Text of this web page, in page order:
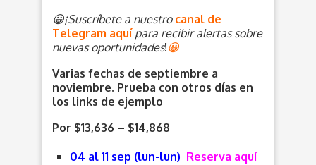
😀¡Suscríbete a nuestro canal de
Telegram aquí para recibir alertas sobre
nuevas oportunidades!😀
Varias fechas de septiembre a
noviembre. Prueba con otros días en
los links de ejemplo
Por $13,636 – $14,868
04 al 11 sep (lun-lun) Reserva aquí